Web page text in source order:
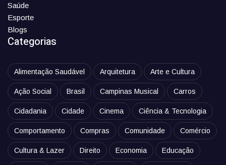
Saúde
Esporte
Blogs
Categorias
Alimentação Saudável Arquitetura Arte e Cultura
Ação Social Brasil Campinas Musical Carros
Cidadania Cidade Cinema Ciência & Tecnologia
Comportamento Compras Comunidade Comércio
Cultura & Lazer Direito Economia Educação